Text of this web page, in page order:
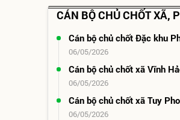
CÁN BỘ CHỦ CHỐT XÃ,
Cán bộ chủ chốt Đặc khu
06/05/2026
Cán bộ chủ chốt xã Vĩnh
06/05/2026
Cán bộ chủ chốt xã Tuy
06/05/2026